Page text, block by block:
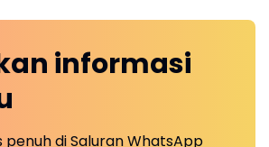
informasi
penuh di Saluran WhatsApp